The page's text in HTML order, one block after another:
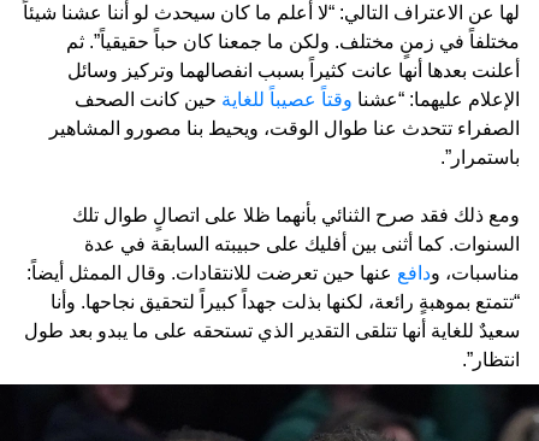
لها عن الاعتراف التالي: “لا أعلم ما كان سيحدث لو أننا عشنا شيئاً
مختلفاً في زمنٍ مختلف. ولكن ما جمعنا كان حباً حقيقياً”. ثم
أعلنت بعدها أنها عانت كثيراً بسبب انفصالهما وتركيز وسائل
الإعلام عليهما: “عشنا وقتاً عصيباً للغاية حين كانت الصحف
الصفراء تتحدث عنا طوال الوقت، ويحيط بنا مصورو المشاهير
باستمرار”.
ومع ذلك فقد صرح الثنائي بأنهما ظلا على اتصالٍ طوال تلك
السنوات. كما أثنى بين أفليك على حبيبته السابقة في عدة
مناسبات، ودافع عنها حين تعرضت للانتقادات. وقال الممثل أيضاً:
“تتمتع بموهبةٍ رائعة، لكنها بذلت جهداً كبيراً لتحقيق نجاحها. وأنا
سعيدٌ للغاية أنها تتلقى التقدير الذي تستحقه على ما يبدو بعد طول
انتظار”.